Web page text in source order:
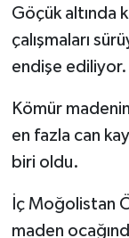
Göçük altında
çalışmaları
endişe ediliyor.
Kömür
en fazla can
biri oldu.
İç Moğolistan
maden